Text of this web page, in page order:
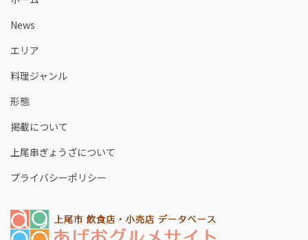
News
エリア
料理ジャンル
形態
掲載について
上尾串ぎょうざについて
プライバシーポリシー